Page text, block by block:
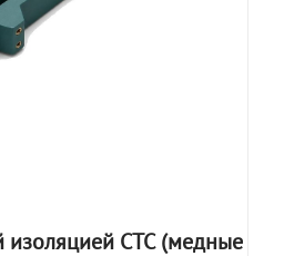
изоляцией СТС (медные